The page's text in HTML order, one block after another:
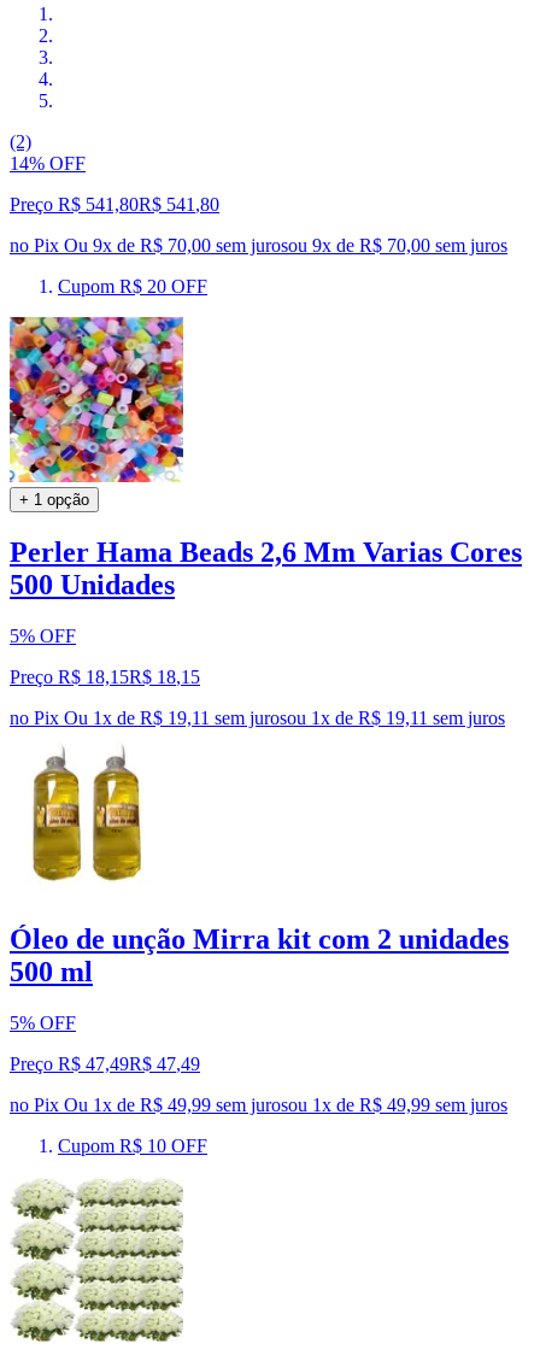
(2)
14% OFF
Preço R$ 541,80R$ 541 ,80
no Pix Ou 9x de R$ 70,00 sem jurosou 9x de R$ 70,00 sem juros
Cupom R$ 20 OFF
+ 1 opção
Perler Hama Beads 2,6 Mm Varias Cores
500 Unidades
5% OFF
Preço R$ 18,15R$ 18,15
no Pix Ou 1x de R$ 19,11 sem jurosou 1x de R$ 19,11 sem juros
Óleo de unção Mirra kit com 2 unidades
500 ml
5% OFF
Preço R$ 47,49R$ 47,49
no Pix Ou 1x de R$ 49,99 sem jurosou 1x de R$ 49,99 sem juros
Cupom R$ 10 OFF